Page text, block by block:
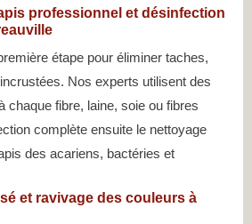
professionnel et désinfection
étape pour éliminer taches,
Nos experts utilisent des
chaque fibre, laine, soie ou fibres
complète ensuite le nettoyage
des acariens, bactéries et
et ravivage des couleurs à